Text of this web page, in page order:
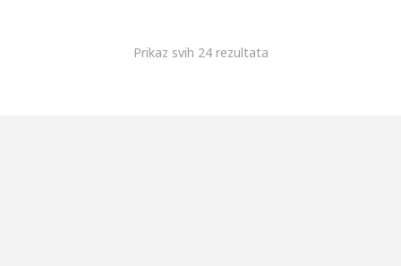
Prikaz svih 24 rezultata